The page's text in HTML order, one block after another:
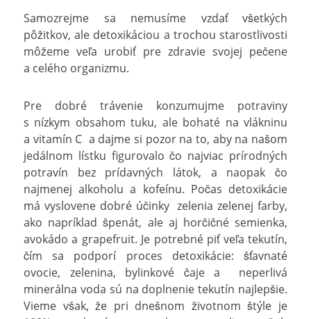
Samozrejme sa nemusíme vzdať všetkých
pôžitkov, ale detoxikáciou a trochou starostlivosti
môžeme veľa urobiť pre zdravie svojej pečene
a celého organizmu.
Pre dobré trávenie konzumujme potraviny
s nízkym obsahom tuku, ale bohaté na vlákninu
a vitamín C a dajme si pozor na to, aby na našom
jedálnom lístku figurovalo čo najviac prírodných
potravín bez prídavných látok, a naopak čo
najmenej alkoholu a kofeínu. Počas detoxikácie
má vyslovene dobré účinky zelenia zelenej farby,
ako napríklad špenát, ale aj horčičné semienka,
avokádo a grapefruit. Je potrebné piť veľa tekutín,
čím sa podporí proces detoxikácie: šťavnaté
ovocie, zelenina, bylinkové čaje a neperlivá
minerálna voda sú na doplnenie tekutín najlepšie.
Vieme však, že pri dnešnom životnom štýle je